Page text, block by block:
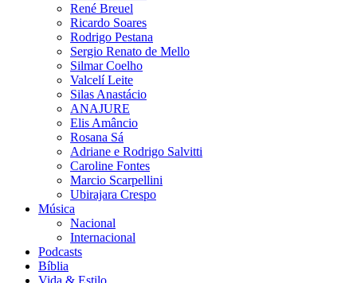
René Breuel
Ricardo Soares
Rodrigo Pestana
Sergio Renato de Mello
Silmar Coelho
Valcelí Leite
Silas Anastácio
ANAJURE
Elis Amâncio
Rosana Sá
Adriane e Rodrigo Salvitti
Caroline Fontes
Marcio Scarpellini
Ubirajara Crespo
Música
Nacional
Internacional
Podcasts
Bíblia
Vida & Estilo